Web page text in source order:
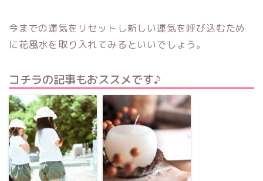
今までの運気をリセットし新しい運気を呼び込むため
に花風水を取り入れてみるといいでしょう。
コチラの記事もおススメです♪